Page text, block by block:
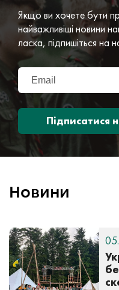
Якщо ви хочете бути
найважливіші новини
ласка, підпишіться на
Підписатися
Новини